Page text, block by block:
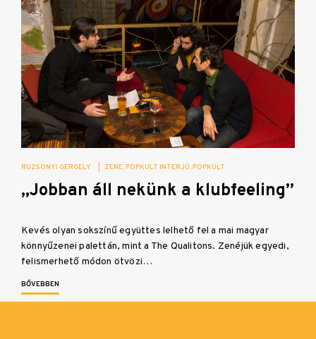
RUZSONYI GERGELY ZENE POPKULT INTERJÚ POPKULT
„Jobban áll nekünk a klubfeeling”
Kevés olyan sokszínű együttes lelhető fel a mai magyar
könnyűzenei palettán, mint a The Qualitons. Zenéjük egyedi,
felismerhető módon ötvözi…
BŐVEBBEN